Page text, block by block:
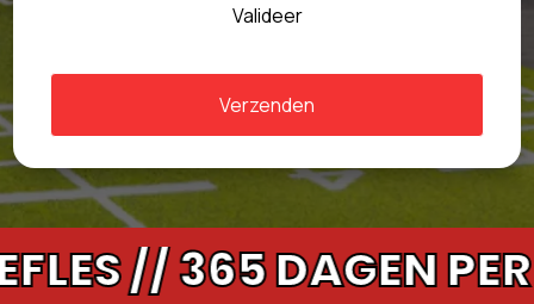
Valideer
Verzenden
// 365 DAGEN PER